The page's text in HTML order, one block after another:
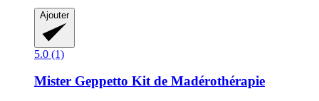
Ajouter
5.0 (1)
Mister Geppetto Kit de Madérothérapie